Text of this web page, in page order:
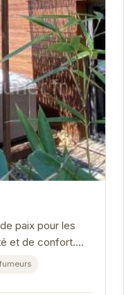
paix pour les
et de confort.
offre...